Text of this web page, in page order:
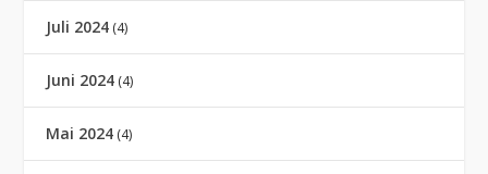
Juli 2024 (4)
Juni 2024 (4)
Mai 2024 (4)